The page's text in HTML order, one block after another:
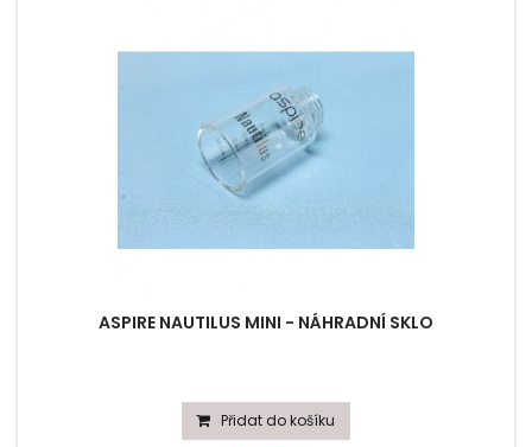
ASPIRE NAUTILUS MINI - NÁHRADNÍ SKLO
Přidat do košíku